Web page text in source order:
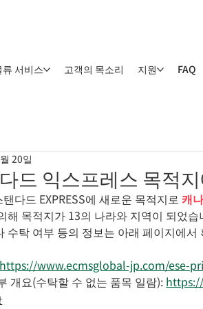
류 서비스 고객의 목소리 지원 FAQ
드 익스프레스 목적
20일
탠다드 EXPRESS에 새로운 목적지로 캐
해 목적지가 13의 나라와 지역이 되었습
수탁 여부 등의 정보는 아래 페이지에서
https://www.ecmsglobal-jp.com/ese-
개요(수탁할 수 없는 품목 일람):